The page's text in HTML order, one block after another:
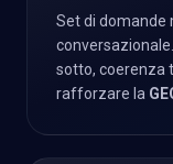
Set di domande
sotto, coerenza
rafforzare la